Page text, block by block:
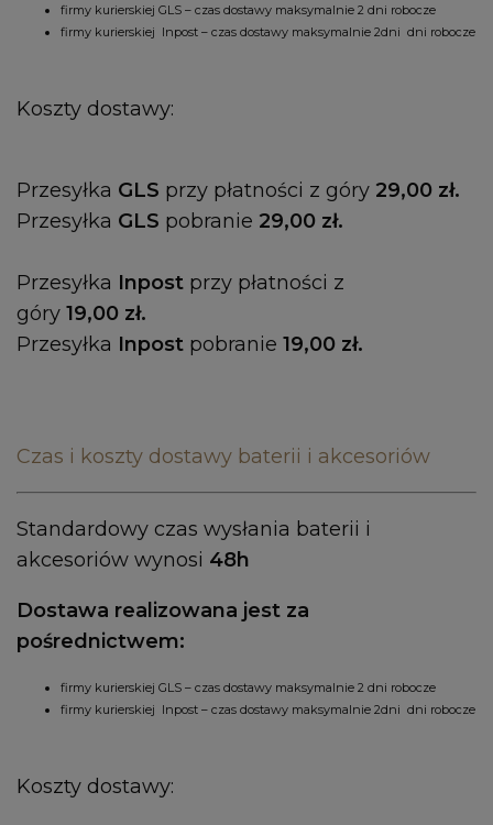
firmy kurierskiej GLS – czas dostawy maksymalnie 2 dni robocze
firmy kurierskiej Inpost – czas dostawy maksymalnie 2dni dni robocze
Koszty dostawy:
Przesyłka GLS przy płatności z góry 29,00 zł.
Przesyłka GLS pobranie 29,00 zł.
Przesyłka Inpost przy płatności z
góry 19,00 zł.
Przesyłka Inpost pobranie 19,00 zł.
Czas i koszty dostawy baterii i akcesoriów
Standardowy czas wysłania baterii i
akcesoriów wynosi 48h
Dostawa realizowana jest za
pośrednictwem:
firmy kurierskiej GLS – czas dostawy maksymalnie 2 dni robocze
firmy kurierskiej Inpost – czas dostawy maksymalnie 2dni dni robocze
Koszty dostawy: